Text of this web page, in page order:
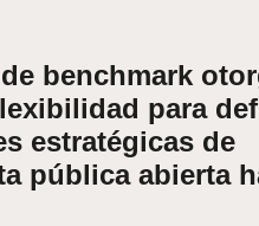
benchmark
para
estratégicas de
pública abierta